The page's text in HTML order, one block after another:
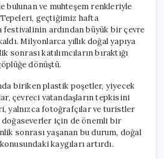
Çöplüğe
Dönüştü
için
bulunan ve muhteşem renkleriyle
geçtiğimiz hafta
ardından büyük bir çevre
Milyonlarca yıllık doğal yapıya
sonrası katılımcıların bıraktığı
dönüştü.
biriken plastik poşetler, yiyecek
çevreci vatandaşların tepkisini
yalnızca fotoğrafçılar ve turistler
doğaseverler için de önemli bir
sonrası yaşanan bu durum, doğal
kaygıları artırdı.